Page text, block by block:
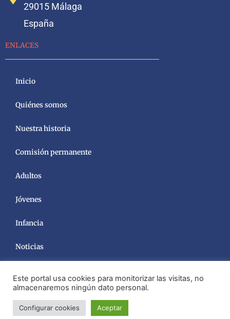
29015 Málaga
España
ENLACES
Inicio
Quiénes somos
Nuestra historia
Comisión permanente
Adultos
Jóvenes
Infancia
Noticias
Este portal usa cookies para monitorizar las visitas, no
almacenaremos ningún dato personal.
Configurar cookies Aceptar